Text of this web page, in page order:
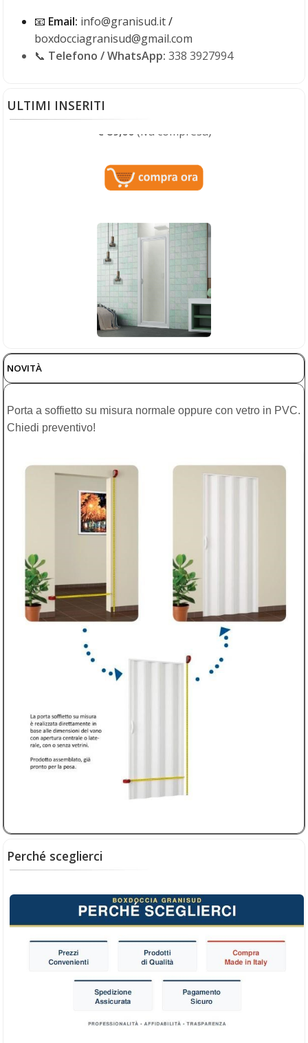
📧 Email: info@granisud.it/
boxdocciagranisud@gmail.com
📞 Telefono / WhatsApp: 338 3927994
ULTIMI INSERITI
Porta a soffietto in PVC - Kit Serratura
€
Box doccia Acrilico - Nicchia - porta a battente
con lastra in acrilico effetto gocce, regolabile da 70 a
funzionalità e stile.
Box doccia Acrilico - Nicchia - porta a saloon
gocce, regolabile da 70 a 105 cm e alta 185 cm.
Soluzione pratica, resistente e facile da pulire, ideale
per rinnovare il bagno con funzionalità e stile.
€ 199,00sconto 5%
189,05(iva compresa)
NOVITÀ
Porta a soffietto su misura normale oppure con vetro in PVC.
Chiedi preventivo!
Perché sceglierci